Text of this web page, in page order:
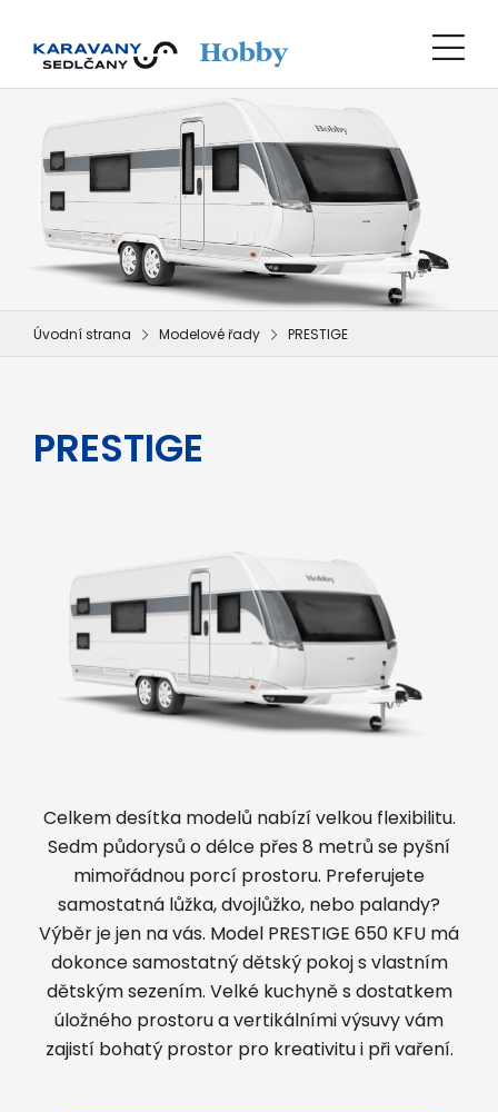
Úvodní strana Modelové řady PRESTIGE
PRESTIGE
Celkem desítka modelů nabízí velkou flexibilitu.
Sedm půdorysů o délce přes 8 metrů se pyšní
mimořádnou porcí prostoru. Preferujete
samostatná lůžka, dvojlůžko, nebo palandy?
Výběr je jen na vás. Model PRESTIGE 650 KFU má
dokonce samostatný dětský pokoj s vlastním
dětským sezením. Velké kuchyně s dostatkem
úložného prostoru a vertikálními výsuvy vám
zajistí bohatý prostor pro kreativitu i při vaření.